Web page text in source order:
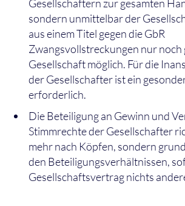
Gesellschaftern zur gesamten
sondern unmittelbar der
aus einem Titel gegen die GbR
Zwangsvollstreckungen nur noch
Gesellschaft möglich. Für die
der Gesellschafter ist ein
erforderlich.
Die Beteiligung an Gewinn und
Stimmrechte der Gesellschafter
mehr nach Köpfen, sondern
den Beteiligungsverhältnissen,
Gesellschaftsvertrag nichts